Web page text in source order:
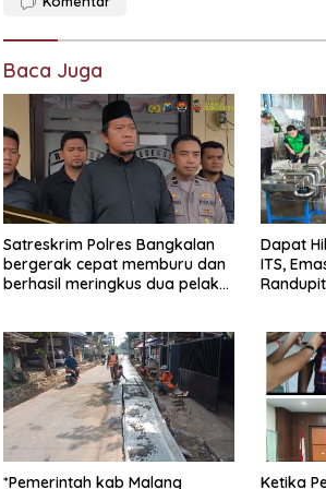
Baca Juga
Satreskrim Polres Bangkalan
bergerak cepat memburu dan
berhasil meringkus dua pelaku
HP (25) warga Tulungagung.
Dapat
ITS,
*Pemerintah kab Malang Ketika